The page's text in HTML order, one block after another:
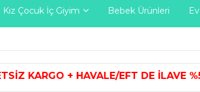
Kız Çocuk İç Giyim Bebek Ürünleri
EFT DE İLAVE %5